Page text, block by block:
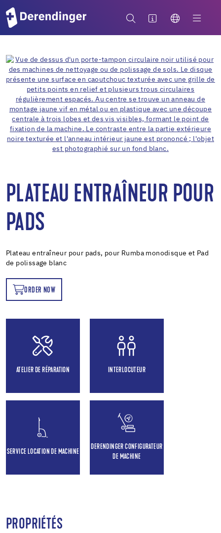
PLATEAU ENTRAÎNEUR POUR
PADS
Plateau entraîneur pour pads, pour Rumba monodisque et Pad
de polissage blanc
ORDER NOW
ATELIER DE RÉPARATION INTERLOCUTEUR
SERVICE LOCATION DE MACHINE
DERENDINGER CONFIGURATEUR
DE MACHINE
PROPRIÉTÉS